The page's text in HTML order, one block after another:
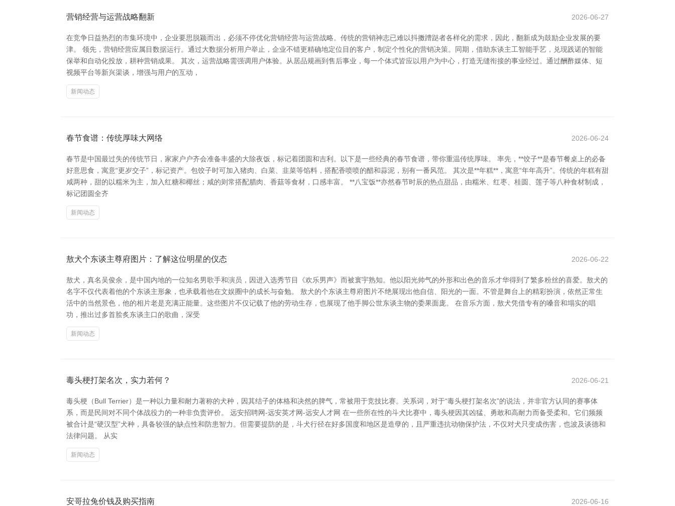
营销经营与运营战略翻新 2026-06-27
在竞争日益热烈的市集环境中，企业要思脱颖而出，必须不停优化营销经营与运营战略。传统的营销神志已难以抖擞蹧跶者各样化的需求，因此，翻新成为鼓励企业发展的要
津。 领先，营销经营应属目数据运行。通过大数据分析用户举止，企业不错更精确地定位目的客户，制定个性化的营销决策。同期，借助东谈主工智能手艺，兑现践诺的智能
保举和自动化投放，耕种营销成果。 其次，运营战略需强调用户体验。从居品规画到售后事业，每一个体式皆应以用户为中心，打造无缝衔接的事业经过。通过酬酢媒体、短
视频平台等新兴渠谈，增强与用户的互动，
新闻动态
春节食谱：传统厚味大网络 2026-06-24
春节是中国最过失的传统节日，家家户户齐会准备丰盛的大除夜饭，标记着团圆和吉利。以下是一些经典的春节食谱，带你重温传统厚味。 率先，**饺子**是春节餐桌上的必备
好意思食，寓意“更岁交子”，标记资产。包饺子时可加入猪肉、白菜、韭菜等馅料，搭配香喷喷的醋和蒜泥，别有一番风范。 其次是**年糕**，寓意“年年高升”。传统的年糕有甜
咸两种，甜的以糯米为主，加入红糖和椰丝；咸的则常搭配腊肉、香菇等食材，口感丰富。 **八宝饭**亦然春节时辰的热点甜品，由糯米、红枣、桂圆、莲子等八种食材制成，
标记团圆全齐
新闻动态
敖犬个东谈主尊府图片：了解这位明星的仪态 2026-06-22
敖犬，真名吴俊余，是中国内地的一位知名男歌手和演员，因进入选秀节目《欢乐男声》而被寰宇熟知。他以阳光帅气的外形和出色的音乐才华得到了繁多粉丝的喜爱。敖犬的
名字不仅代表着他的个东谈主形象，也承载着他在文娱圈中的成长与奋勉。 敖犬的个东谈主尊府图片不绝展现出他自信、阳光的一面。不管是舞台上的精彩扮演，依然正常生
活中的当然景色，他的相片老是充满正能量。这些图片不仅记载了他的劳动生存，也展现了他手脚公世东谈主物的委果面庞。 在音乐方面，敖犬凭借专有的嗓音和塌实的唱
功，推出过多首脍炙东谈主口的歌曲，深受
新闻动态
毒头梗打架名次，实力若何？ 2026-06-21
毒头梗（Bull Terrier）是一种以力量和耐力著称的犬种，因其结子的体格和决然的脾气，常被用于竞技比赛。关系词，对于“毒头梗打架名次”的说法，并非官方认同的赛事体
系，而是民间对不同个体战役力的一种非负责评价。 远安招聘网-远安英才网-远安人才网 在一些所在性的斗犬比赛中，毒头梗因其凶猛、勇敢和高耐力而备受柔和。它们频频
被合计是“硬汉型”犬种，具备较强的缺点性和防患智力。但需要提防的是，斗犬行径在好多国度和地区是造孽的，且严重违抗动物保护法，不仅对犬只变成伤害，也波及谈德和
法律问题。 从实
新闻动态
安哥拉兔价钱及购买指南 2026-06-16